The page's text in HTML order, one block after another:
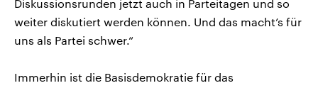
Diskussionsrunden jetzt auch in Parteitagen und so
weiter diskutiert werden können. Und das macht’s für
uns als Partei schwer.“
Immerhin ist die Basisdemokratie für das